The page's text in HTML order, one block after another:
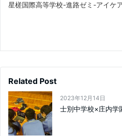
星槎国際高等学校-進路ゼミ-アイケ
Related Post
2023年12月14日
士別中学校×庄内学